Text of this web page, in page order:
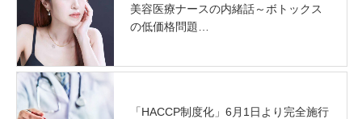
美容医療ナースの内緒話～ボトックス
の低価格問題…
「HACCP制度化」6月1日より完全施行